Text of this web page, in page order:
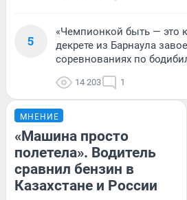
5
«Чемпионкой быть — это
декрете из Барнаула
соревнованиях по
14 203 1
МНЕНИЕ
«Машина просто
полетела». Водитель
сравнил бензин в
Казахстане и России